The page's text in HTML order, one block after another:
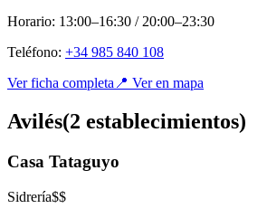
Horario: 13:00–16:30 / 20:00–23:30
Teléfono: +34 985 840 108
Ver ficha completa 📍 Ver en mapa
Avilés(2 establecimientos)
Casa Tataguyo
Sidrería$$